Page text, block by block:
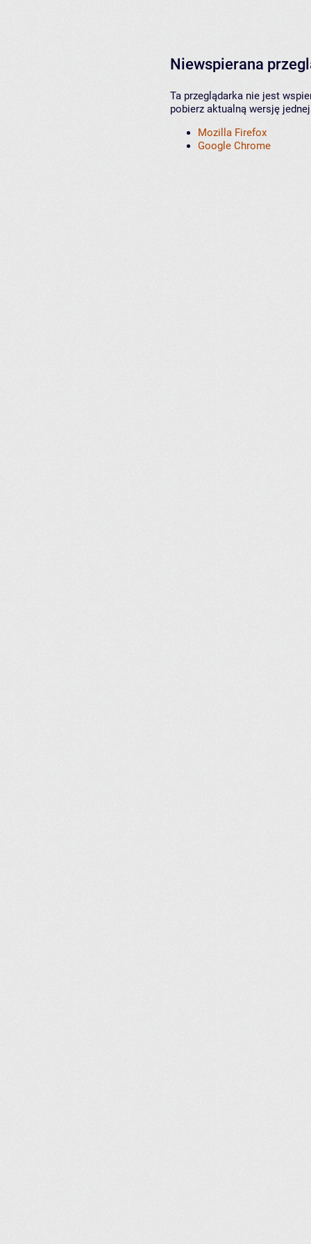
Niewspierana
Ta przeglądarka nie jest
pobierz aktualną wersję
Mozilla Firefox
Google Chrome